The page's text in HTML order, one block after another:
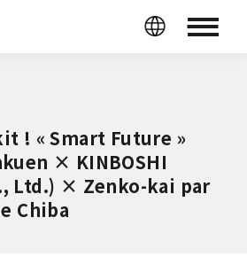
! « Smart Future »
× KINBOSHI
Ltd.) × Zenko-kai par
Chiba